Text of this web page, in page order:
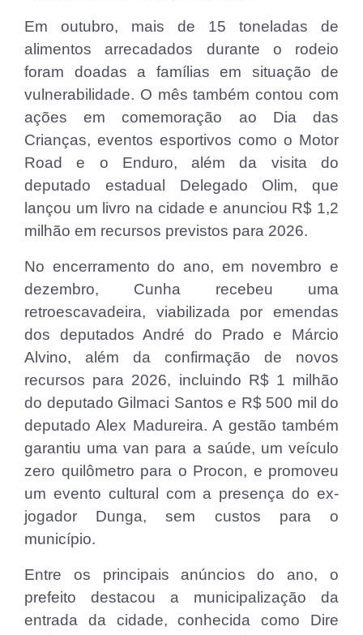
Em outubro, mais de 15 toneladas de
alimentos arrecadados durante o rodeio
foram doadas a famílias em situação de
vulnerabilidade. O mês também contou com
ações em comemoração ao Dia das
Crianças, eventos esportivos como o Motor
Road e o Enduro, além da visita do
deputado estadual Delegado Olim, que
lançou um livro na cidade e anunciou R$ 1,2
milhão em recursos previstos para 2026.
No encerramento do ano, em novembro e
dezembro, Cunha recebeu uma
retroescavadeira, viabilizada por emendas
dos deputados André do Prado e Márcio
Alvino, além da confirmação de novos
recursos para 2026, incluindo R$ 1 milhão
do deputado Gilmaci Santos e R$ 500 mil do
deputado Alex Madureira. A gestão também
garantiu uma van para a saúde, um veículo
zero quilômetro para o Procon, e promoveu
um evento cultural com a presença do ex-
jogador Dunga, sem custos para o
município.
Entre os principais anúncios do ano, o
prefeito destacou a municipalização da
entrada da cidade, conhecida como Dire